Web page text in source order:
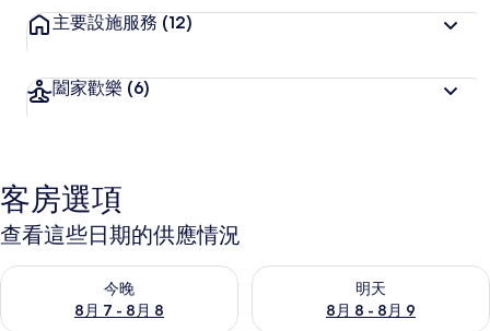
主要設施服務 (12)
闔家歡樂 (6)
客房選項
查看這些日期的供應情況
今晚
8月 7 - 8月 8
查看今晚 (8月 7 - 8月 8) 的供應情況
明天
8月 8 - 8月 9
查看明天 (8月 8 - 8月 9) 的供